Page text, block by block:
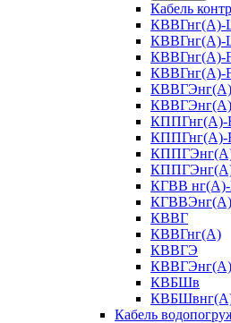
Кабель
КВВГнг(А)-
КВВГнг(А)-
КВВГнг(А)-
КВВГнг(А)-
КППГнг(А)-
КППГнг(А)-
КГВВ нг(А)-
КВВГ
КВВГнг(А)
КВВГЭ
КВВГЭнг(А)
КВБШв
Кабель